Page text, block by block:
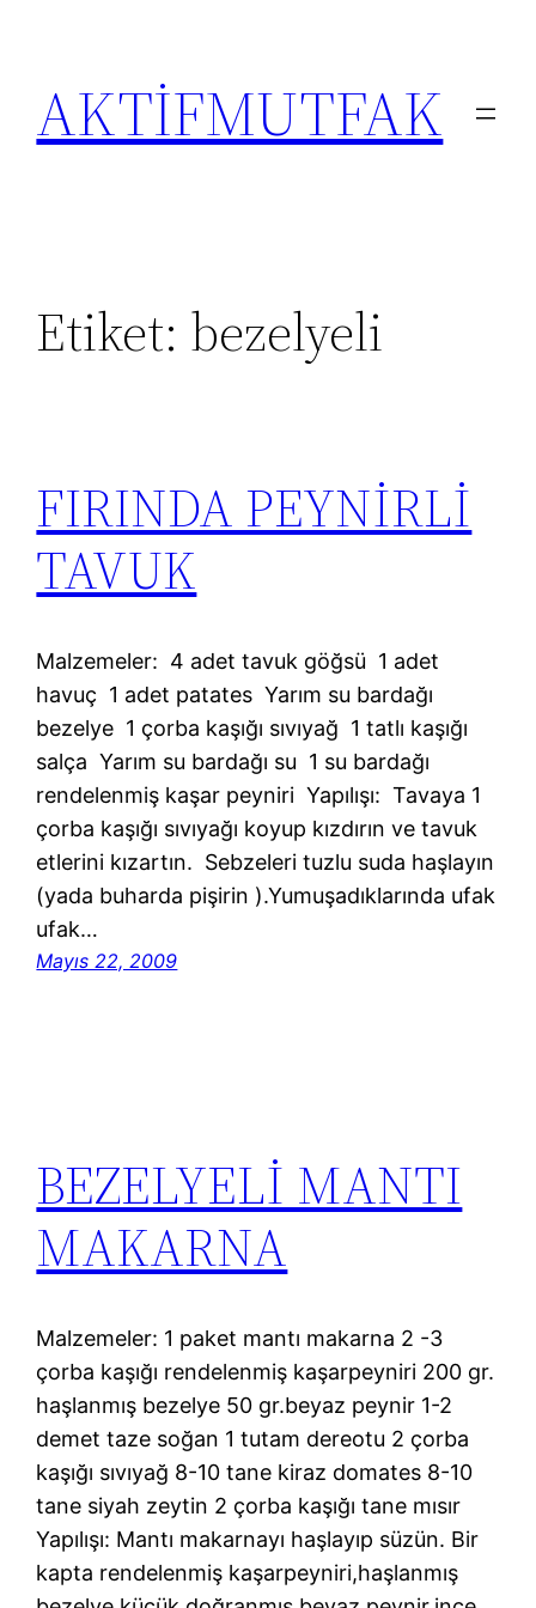
AKTİFMUTFAK
Etiket: bezelyeli
FIRINDA PEYNİRLİ
TAVUK
Malzemeler: 4 adet tavuk göğsü 1 adet
havuç 1 adet patates Yarım su bardağı
bezelye 1 çorba kaşığı sıvıyağ 1 tatlı kaşığı
salça Yarım su bardağı su 1 su bardağı
rendelenmiş kaşar peyniri Yapılışı: Tavaya 1
çorba kaşığı sıvıyağı koyup kızdırın ve tavuk
etlerini kızartın. Sebzeleri tuzlu suda haşlayın
(yada buharda pişirin ).Yumuşadıklarında ufak
ufak…
Mayıs 22, 2009
BEZELYELİ MANTI
MAKARNA
Malzemeler: 1 paket mantı makarna 2 -3
çorba kaşığı rendelenmiş kaşarpeyniri 200 gr.
haşlanmış bezelye 50 gr.beyaz peynir 1-2
demet taze soğan 1 tutam dereotu 2 çorba
kaşığı sıvıyağ 8-10 tane kiraz domates 8-10
tane siyah zeytin 2 çorba kaşığı tane mısır
Yapılışı: Mantı makarnayı haşlayıp süzün. Bir
kapta rendelenmiş kaşarpeyniri,haşlanmış